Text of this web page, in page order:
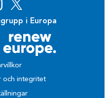
i Europa
och integritet